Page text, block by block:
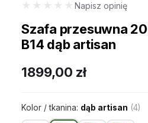
★★★★★
★★★★★ Napisz opinię
Szafa przesuwna
B14 dąb artisan
1899,00 zł
Kolor / tkanina: dąb artisan (4)